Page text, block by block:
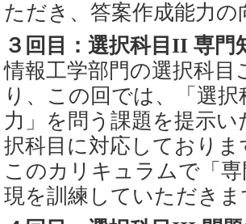
ただき、答案作成能力
３回目：選択科目II 専門
情報工学部門の選択科
り、この回では、「選
力」を問う課題を提示
択科目に対応しておりま
このカリキュラムで「
現を訓練していただきま